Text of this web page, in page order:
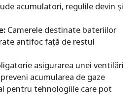
acumulatori, regulile devin și
Camerele destinate bateriilor
antifoc față de restul
asigurarea unei ventilări
acumularea de gaze
pentru tehnologiile care pot